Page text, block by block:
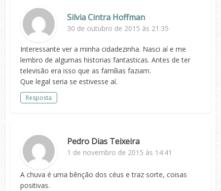
Silvia Cintra Hoffman
30 de outubro de 2015 às 21:35
Interessante ver a minha cidadezinha. Nasci aí e me
lembro de algumas historias fantasticas. Antes de ter
televisão era isso que as famílias faziam.
Que legal seria se estivesse aí.
Resposta
Pedro Dias Teixeira
1 de novembro de 2015 às 14:41
A chuva é uma bênção dos céus e traz sorte, coisas
positivas.